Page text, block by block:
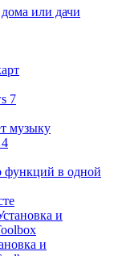
или дачи
7
музыку
функций в одной
и
и